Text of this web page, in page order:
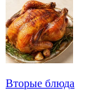
Вторые блюда